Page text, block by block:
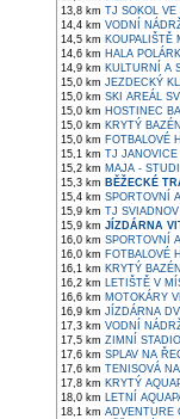
13,8 km TJ SOKOL VE
14,4 km VODNÍ
14,5 km KOUPALIŠTĚ
14,6 km HALA
14,9 km KULTURNÍ A
15,0 km JEZDECKÝ
15,0 km SKI AREÁL
15,0 km HOSTINEC
15,0 km KRYTÝ
15,0 km FOTBALOVÉ
15,1 km TJ JANOVICE
15,2 km MAJA -
15,3 km BĚŽECKÉ
15,4 km SPORTOVNÍ
15,9 km TJ SVIADNOV
15,9 km JÍZDÁRNA
16,0 km SPORTOVNÍ
16,0 km FOTBALOVÉ
16,1 km KRYTÝ
16,2 km LETIŠTĚ V
16,6 km MOTOKÁRY
16,9 km JÍZDÁRNA
17,3 km VODNÍ
17,5 km ZIMNÍ
17,6 km SPLAV NA
17,6 km TENISOVÁ
17,8 km KRYTÝ
18,0 km LETNÍ
18,1 km ADVENTURE